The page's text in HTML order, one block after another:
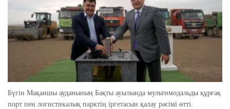
Бүгін Мақаншы ауданының Бақты ауылында мультимодальды құрғақ
порт пен логистикалық парктің іргетасын қалау рәсімі өтті.